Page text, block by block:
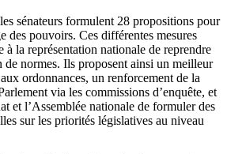
sénateurs formulent 28 propositions pour
des pouvoirs. Ces différentes mesures
à la représentation nationale de reprendre
normes. Ils proposent ainsi un meilleur
ordonnances, un renforcement de la
via les commissions d’enquête, et
et l’Assemblée nationale de formuler des
sur les priorités législatives au niveau